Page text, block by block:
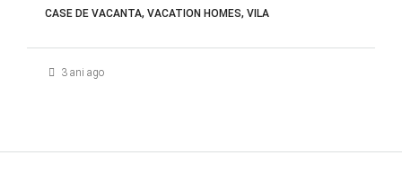
CASE DE VACANTA, VACATION HOMES, VILA
3 ani ago